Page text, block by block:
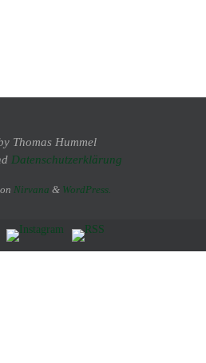
Thomas Hummel
Datenschutzerklärung
Nirvana & WordPress.